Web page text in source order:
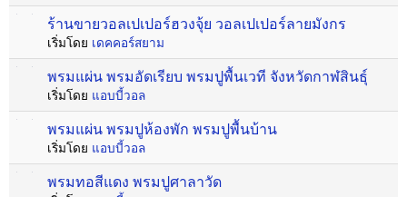
ร้านขายวอลเปเปอร์ฮวงจุ้ย วอลเปเปอร์ลายมังกร
เริ่มโดย เดคคอร์สยาม
พรมแผ่น พรมอัดเรียบ พรมปูพื้นเวที จังหวัดกาฬสินธุ์
เริ่มโดย แอบบี้วอล
พรมแผ่น พรมปูห้องพัก พรมปูพื้นบ้าน
เริ่มโดย แอบบี้วอล
พรมทอสีแดง พรมปูศาลาวัด